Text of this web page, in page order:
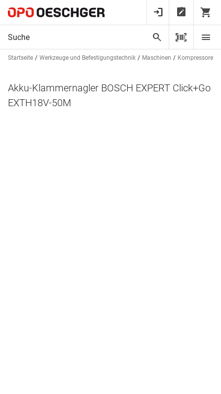
Startseite Werkzeuge und Befestigungstechnik Maschinen Kompressoren
Akku-Klammernagler BOSCH EXPERT Click+Go
EXTH18V-50M